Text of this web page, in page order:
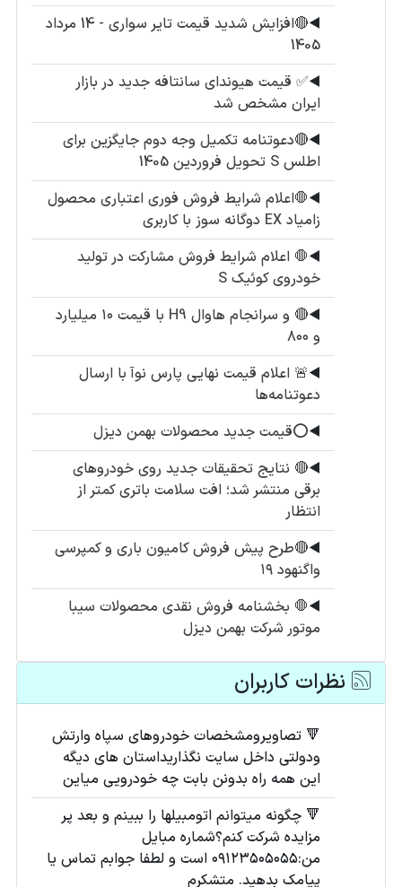
◀️
🔴افزایش شدید قیمت تایر سواری - 14 مرداد
1405
◀️✅ قیمت هیوندای سانتافه جدید در بازار
ایران مشخص شد
◀️🔴دعوتنامه تکمیل وجه دوم جایگزین برای
اطلس S تحویل فروردین 1405
◀️🛑اعلام شرایط فروش فوری اعتباری محصول
زامیاد EX دوگانه سوز با کاربری
◀️🛑 اعلام شرایط فروش مشارکت در تولید
خودروی کوئیک S
◀️
🔴 و سرانجام هاوال H9 با قیمت ۱۰ میلیارد
و ۸۰۰
◀️🚨 اعلام قیمت نهایی پارس نوآ با ارسال
دعوتنامه‌ها
◀️⭕️قیمت جدید محصولات بهمن دیزل
◀️🔴 نتایج تحقیقات جدید روی خودروهای
برقی منتشر شد؛ افت سلامت باتری کمتر از
انتظار
◀️🔴طرح پیش فروش کامیون باری و کمپرسی
واگنهود ۱۹
◀️🛑 بخشنامه فروش نقدی محصولات سیبا
موتور شرکت بهمن دیزل
نظرات کاربران
🔻 تصاویرومشخصات خودروهای سپاه وارتش
ودولتی داخل سایت نگذاریداستان های دیگه
این همه راه بدونن بابت چه خودرویی میاین
🔻 چگونه میتوانم اتومبیلها را ببینم و بعد پر
مزایده شرکت کنم؟شماره مبایل
من:۰۹۱۲۳۵۰۵۰۵۵ است و لطفا جوابم تماس یا
پیامک بدهید. متشکرم